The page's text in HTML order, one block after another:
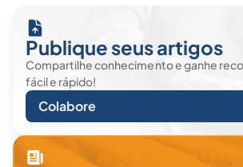
Publique seus artigos
Compartilhe conhecimento e ganhe
fácil e rápido!
Colabore